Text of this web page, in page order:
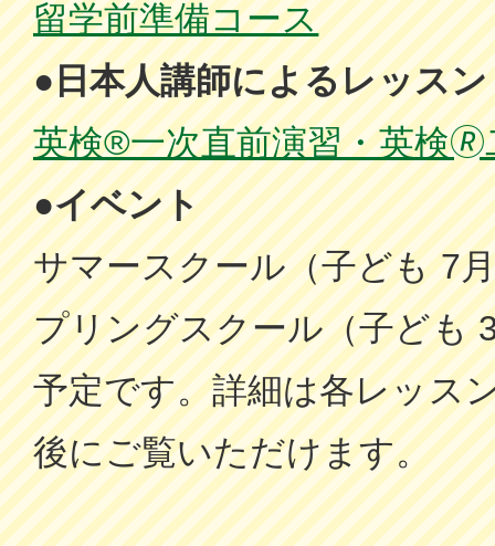
留学前準備コース
●日本人講師によるレッスン
英検®一次直前演習・英検🄬
●イベント
サマースクール（子ども 7
プリングスクール（子ども
予定です。詳細は各レッス
後にご覧いただけます。